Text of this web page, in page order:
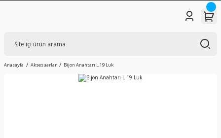
Anasayfa Aksesuarlar Bijon Anahtarı L 19 Luk